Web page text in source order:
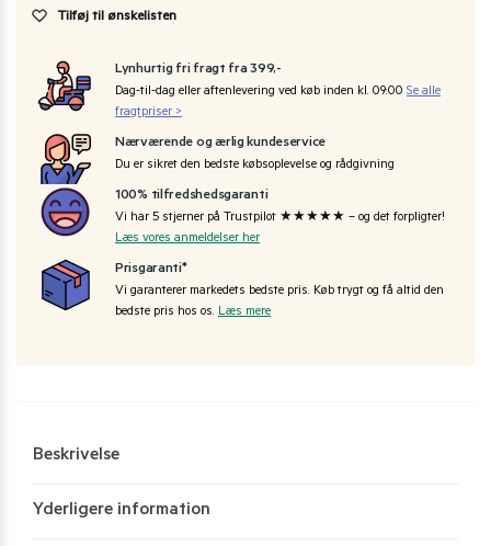
Tilføj til ønskelisten
Lynhurtig fri fragt fra 399,-
Dag-til-dag eller aftenlevering ved køb inden kl. 09:00 Se alle
fragtpriser >
Nærværende og ærlig kundeservice
Du er sikret den bedste købsoplevelse og rådgivning
100% tilfredshedsgaranti
Vi har 5 stjerner på Trustpilot ★★★★★ – og det forpligter!
Læs vores anmeldelser her
Prisgaranti*
Vi garanterer markedets bedste pris. Køb trygt og få altid den
bedste pris hos os. Læs mere
Beskrivelse
Yderligere information